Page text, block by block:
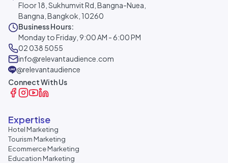
Floor 18, Sukhumvit Rd, Bangna-Nuea,
Bangna, Bangkok, 10260
Business Hours:
Monday to Friday, 9:00 AM - 6:00 PM
02 038 5055
info@relevantaudience.com
@relevantaudience
Connect With Us
Expertise
Hotel Marketing
Tourism Marketing
Ecommerce Marketing
Education Marketing